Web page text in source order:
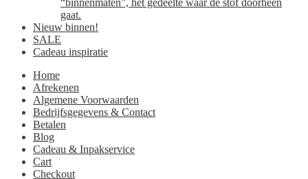
“binnenmaten”, het gedeelte waar de stof doorheen
gaat.
Nieuw binnen!
SALE
Cadeau inspiratie
Home
Afrekenen
Algemene Voorwaarden
Bedrijfsgegevens & Contact
Betalen
Blog
Cadeau & Inpakservice
Cart
Checkout